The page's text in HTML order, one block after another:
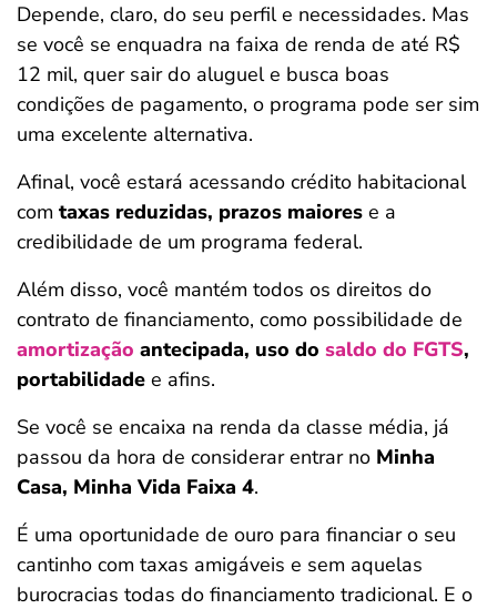
Depende, claro, do seu perfil e necessidades. Mas
se você se enquadra na faixa de renda de até R$
12 mil, quer sair do aluguel e busca boas
condições de pagamento, o programa pode ser sim
uma excelente alternativa.
Afinal, você estará acessando crédito habitacional
com taxas reduzidas, prazos maiores e a
credibilidade de um programa federal.
Além disso, você mantém todos os direitos do
contrato de financiamento, como possibilidade de
amortização antecipada, uso do saldo do FGTS,
portabilidade e afins.
Se você se encaixa na renda da classe média, já
passou da hora de considerar entrar no Minha
Casa, Minha Vida Faixa 4.
É uma oportunidade de ouro para financiar o seu
cantinho com taxas amigáveis e sem aquelas
burocracias todas do financiamento tradicional. E o